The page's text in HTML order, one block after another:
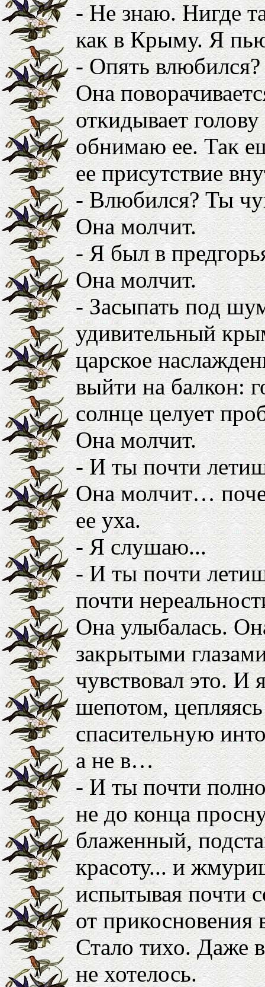
- Не знаю. Нигде
как в Крыму. Я
- Опять влюбился?
Она
откидывает
обнимаю ее. Так
ее присутствие
- Влюбился? Ты
Она молчит.
- Я был в
Она молчит.
- Засыпать под
удивительный
царское
выйти на балкон:
солнце целует
Она молчит.
- И ты почти
Она молчит…
ее уха.
- Я слушаю...
- И ты почти
почти
Она улыбалась.
закрытыми
чувствовал это. И
шепотом,
спасительную
а не в…
- И ты почти
не до конца
блаженный,
красоту... и
испытывая почти
от прикосновения
Стало тихо. Даже
не хотелось.